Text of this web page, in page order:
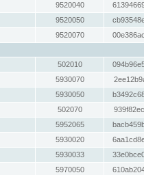
9520040
9520050
9520070
502010
5930070
5930050
502070
5952065
5930020
5930033
5970050